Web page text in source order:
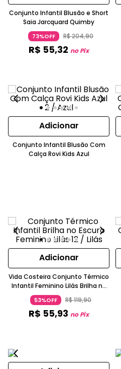
Conjunto Infantil Blusão e Short
Saia Jarcquard Quimby
73%OFF R$204,90
R$ 55,32 no Pix
Adicionar
Conjunto Infantil Blusão Com
Calça Rovi Kids Azul
Adicionar
Vida Costeira Conjunto Térmico
Infantil Feminino Lilás Brilha no
Escuro Unicórnio
53%OFF R$119,90
R$ 55,93 no Pix